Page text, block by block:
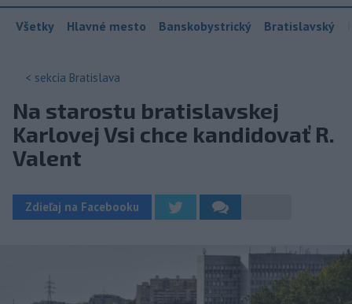
Všetky Hlavné mesto Banskobystrický Bratislavský
< sekcia Bratislava
Na starostu bratislavskej
Karlovej Vsi chce kandidovať R.
Valent
Zdieľaj na Facebooku